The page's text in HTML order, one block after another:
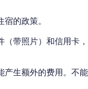
的政策。
带照片）和信用卡，
产生额外的费用。不能